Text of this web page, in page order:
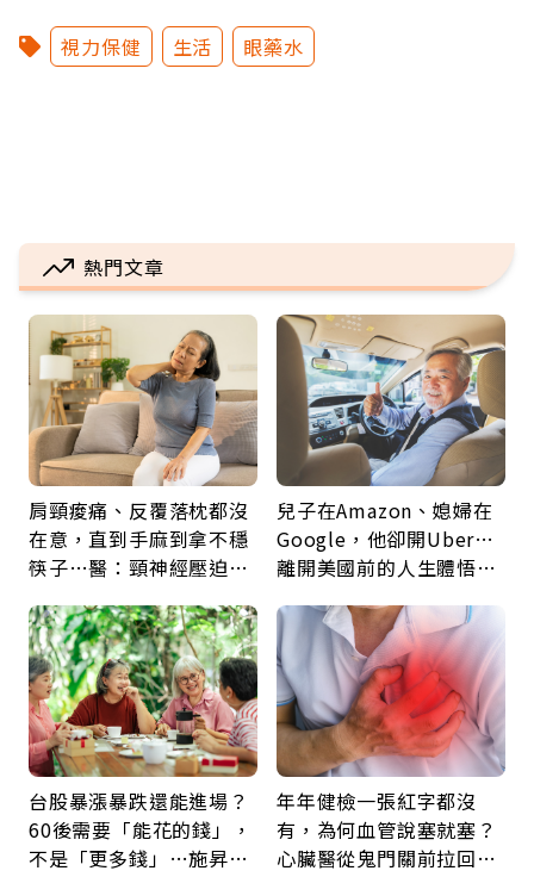
視力保健 生活 眼藥水
熱門文章
肩頸痠痛、反覆落枕都沒
在意，直到手麻到拿不穩
筷子…醫：頸神經壓迫上
鍵
兒子在Amazon、媳婦在
Google，他卻開Uber…
離開美國前的人生體悟：
台股暴漲暴跌還能進場？
60後需要「能花的錢」，
不是「更多錢」…施昇
年年健檢一張紅字都沒
有，為何血管說塞就塞？
心臟醫從鬼門關前拉回病